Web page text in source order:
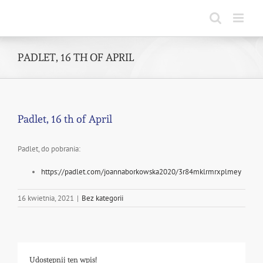
PADLET, 16 TH OF APRIL
Padlet, 16 th of April
Padlet, do pobrania:
https://padlet.com/joannaborkowska2020/3r84mklrmrxplmey
16 kwietnia, 2021 | Bez kategorii
Udostępnij ten wpis!